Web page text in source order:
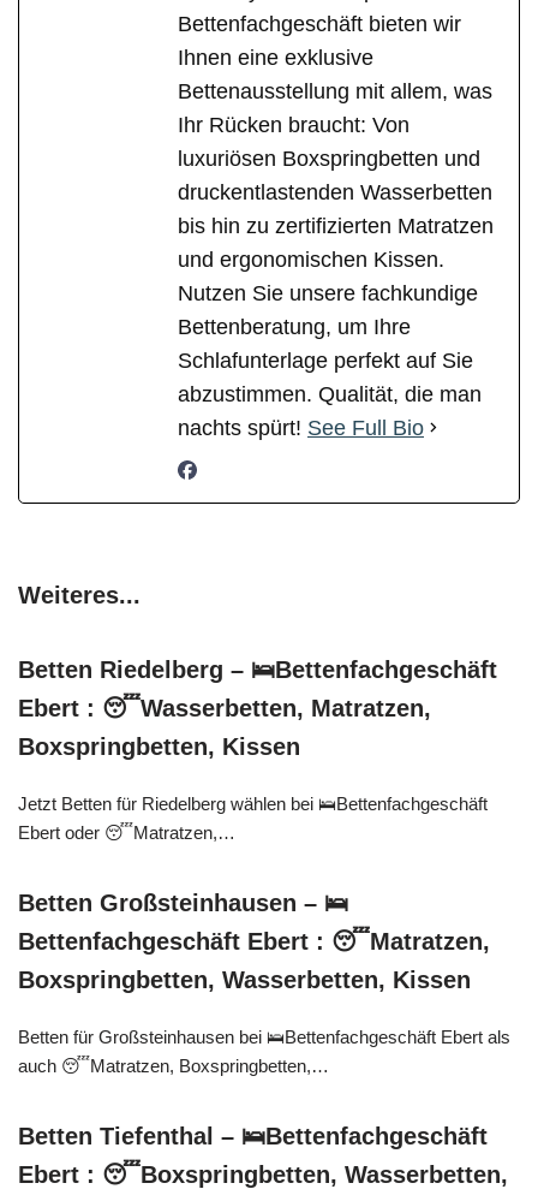
Bettenfachgeschäft bieten wir
Ihnen eine exklusive
Bettenausstellung mit allem, was
Ihr Rücken braucht: Von
luxuriösen Boxspringbetten und
druckentlastenden Wasserbetten
bis hin zu zertifizierten Matratzen
und ergonomischen Kissen.
Nutzen Sie unsere fachkundige
Bettenberatung, um Ihre
Schlafunterlage perfekt auf Sie
abzustimmen. Qualität, die man
nachts spürt! See Full Bio
Weiteres...
Betten Riedelberg – 🛌Bettenfachgeschäft
Ebert : 😴Wasserbetten, Matratzen,
Boxspringbetten, Kissen
Jetzt Betten für Riedelberg wählen bei 🛌Bettenfachgeschäft
Ebert oder 😴Matratzen,…
Betten Großsteinhausen – 🛌
Bettenfachgeschäft Ebert : 😴Matratzen,
Boxspringbetten, Wasserbetten, Kissen
Betten für Großsteinhausen bei 🛌Bettenfachgeschäft Ebert als
auch 😴Matratzen, Boxspringbetten,…
Betten Tiefenthal – 🛌Bettenfachgeschäft
Ebert : 😴Boxspringbetten, Wasserbetten,